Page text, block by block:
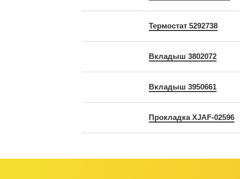
Термостат 5292738
Вкладыш 3802072
Вкладыш 3950661
Прокладка XJAF-02596